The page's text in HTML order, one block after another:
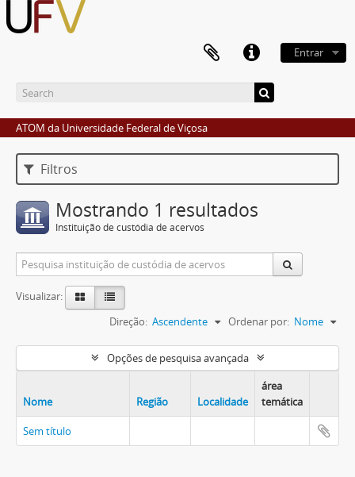
Entrar
ATOM da Universidade Federal de Viçosa
Filtros
Mostrando 1 resultados
Instituição de custódia de acervos
Visualizar:
Ordenar por: Nome
Direção: Ascendente
Opções de pesquisa avançada
Nome Região Localidade
área
temática
Sem título